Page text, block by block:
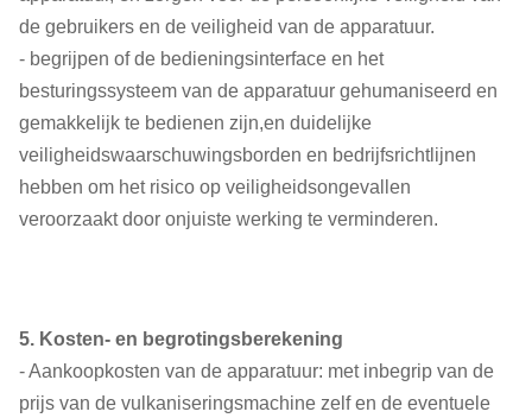
de gebruikers en de veiligheid van de apparatuur.
- begrijpen of de bedieningsinterface en het
besturingssysteem van de apparatuur gehumaniseerd en
gemakkelijk te bedienen zijn,en duidelijke
veiligheidswaarschuwingsborden en bedrijfsrichtlijnen
hebben om het risico op veiligheidsongevallen
veroorzaakt door onjuiste werking te verminderen.
5. Kosten- en begrotingsberekening
- Aankoopkosten van de apparatuur: met inbegrip van de
prijs van de vulkaniseringsmachine zelf en de eventuele